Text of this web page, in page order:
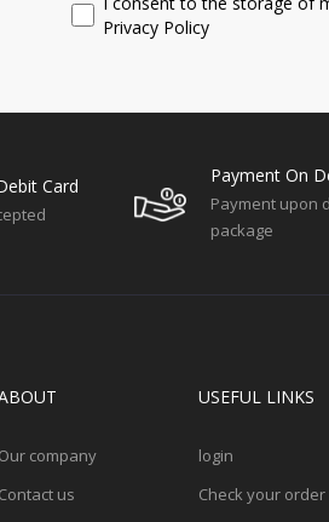
Privacy Policy
Card Payment On
Payment upon
package
Our company
Contact us
USEFUL LINKS
login
Check your order